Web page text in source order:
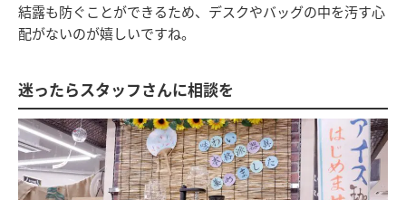
結露も防ぐことができるため、デスクやバッグの中を汚す心
配がないのが嬉しいですね。
迷ったらスタッフさんに相談を